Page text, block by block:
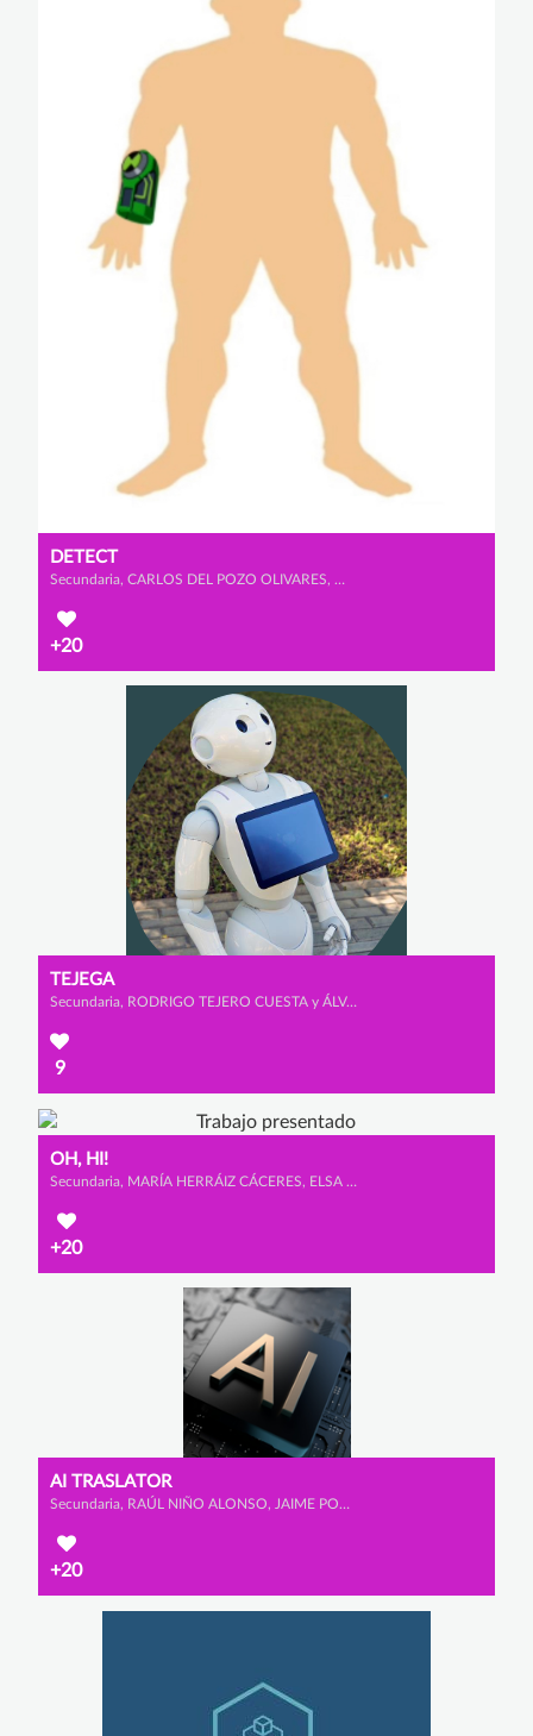
DETECT
Secundaria, CARLOS DEL POZO OLIVARES, MARCOS BRICEÑO NUEVO y ÁLVARO SANTAMARTA DE SANTOS
+20
TEJEGA
Secundaria, RODRIGO TEJERO CUESTA y ÁLVARO ORTEGA FERNÁNDEZ
9
OH, HI!
Secundaria, MARÍA HERRÁIZ CÁCERES, ELSA CALVET MARTÍNEZ y AMAIA ROSA AYERDI
+20
AI TRASLATOR
Secundaria, RAÚL NIÑO ALONSO, JAIME POMBO CARAMÉ y TEO SENFTLEBEN
+20